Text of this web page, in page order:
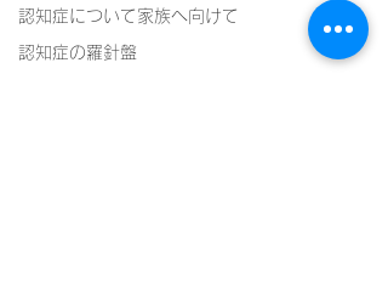
認知症について家族へ向けて
認知症の羅針盤